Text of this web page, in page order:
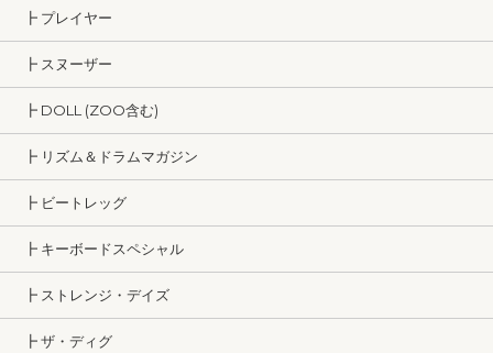
┣ プレイヤー
┣ スヌーザー
┣ DOLL (ZOO含む)
┣ リズム＆ドラムマガジン
┣ ビートレッグ
┣ キーボードスペシャル
┣ ストレンジ・デイズ
┣ ザ・ディグ